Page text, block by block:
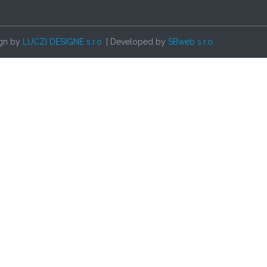
by LUCZI DESIGNE s.r.o. | Developed by SBweb s.r.o.